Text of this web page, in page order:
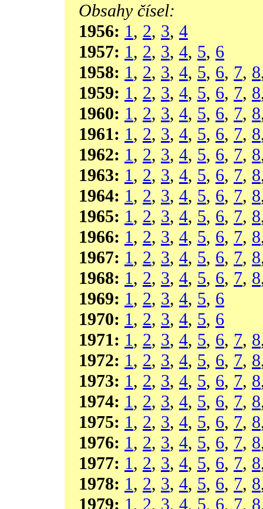
Obsahy čísel:
1956: 1, 2, 3, 4
1957: 1, 2, 3, 4, 5, 6
1958: 1, 2, 3, 4, 5, 6, 7, 8
1959: 1, 2, 3, 4, 5, 6, 7, 8
1960: 1, 2, 3, 4, 5, 6, 7, 8
1961: 1, 2, 3, 4, 5, 6, 7, 8
1962: 1, 2, 3, 4, 5, 6, 7, 8
1963: 1, 2, 3, 4, 5, 6, 7, 8
1964: 1, 2, 3, 4, 5, 6, 7, 8
1965: 1, 2, 3, 4, 5, 6, 7, 8
1966: 1, 2, 3, 4, 5, 6, 7, 8
1967: 1, 2, 3, 4, 5, 6, 7, 8
1968: 1, 2, 3, 4, 5, 6, 7, 8
1969: 1, 2, 3, 4, 5, 6
1970: 1, 2, 3, 4, 5, 6
1971: 1, 2, 3, 4, 5, 6, 7, 8
1972: 1, 2, 3, 4, 5, 6, 7, 8
1973: 1, 2, 3, 4, 5, 6, 7, 8
1974: 1, 2, 3, 4, 5, 6, 7, 8
1975: 1, 2, 3, 4, 5, 6, 7, 8
1976: 1, 2, 3, 4, 5, 6, 7, 8
1977: 1, 2, 3, 4, 5, 6, 7, 8
1978: 1, 2, 3, 4, 5, 6, 7, 8
1979: 1, 2, 3, 4, 5, 6, 7, 8